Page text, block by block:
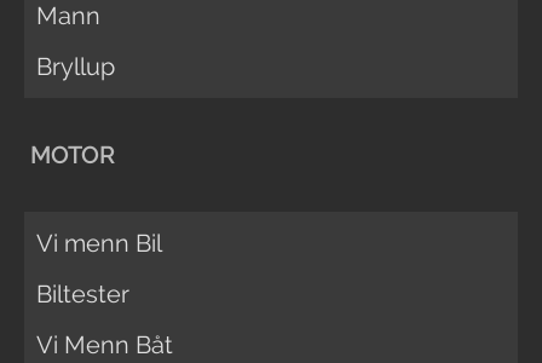
Mann
Bryllup
MOTOR
Vi menn Bil
Biltester
Vi Menn Båt